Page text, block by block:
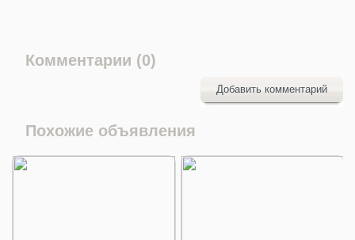
Комментарии (0)
Добавить комментарий
Похожие объявления